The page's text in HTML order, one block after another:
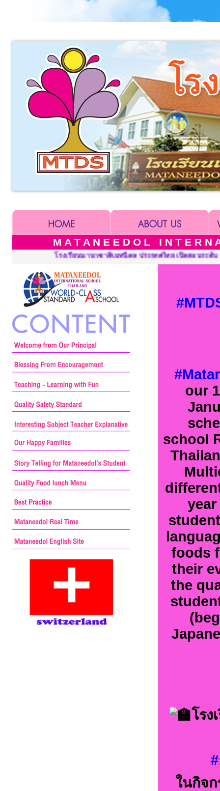
M A T A N E E D O L I N T E R
ทศไทย เปิดสอนระดับ เนอร์สเซอรี่ อนุบาล ประถมศึกษาและมัธยมศึ
our
school
foods
their
the
โรง
ในกิจ